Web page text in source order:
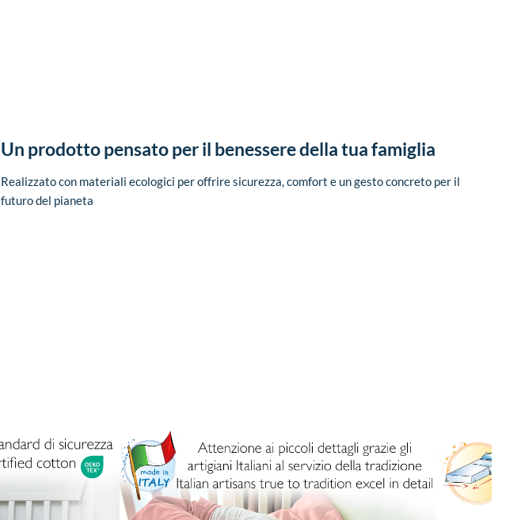
Un prodotto pensato per il benessere della tua famiglia
Realizzato con materiali ecologici per offrire sicurezza, comfort e un gesto concreto per il
futuro del pianeta